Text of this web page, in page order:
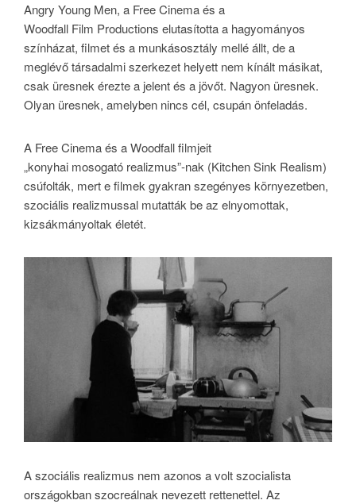
Angry Young Men, a Free Cinema és a
Woodfall Film Productions elutasította a hagyományos
színházat, filmet és a munkásosztály mellé állt, de a
meglévő társadalmi szerkezet helyett nem kínált másikat,
csak üresnek érezte a jelent és a jövőt. Nagyon üresnek.
Olyan üresnek, amelyben nincs cél, csupán önfeladás.
A Free Cinema és a Woodfall filmjeit
„konyhai mosogató realizmus”-nak (Kitchen Sink Realism)
csúfolták, mert e filmek gyakran szegényes környezetben,
szociális realizmussal mutatták be az elnyomottak,
kizsákmányoltak életét.
A szociális realizmus nem azonos a volt szocialista
országokban szocreálnak nevezett rettenettel. Az